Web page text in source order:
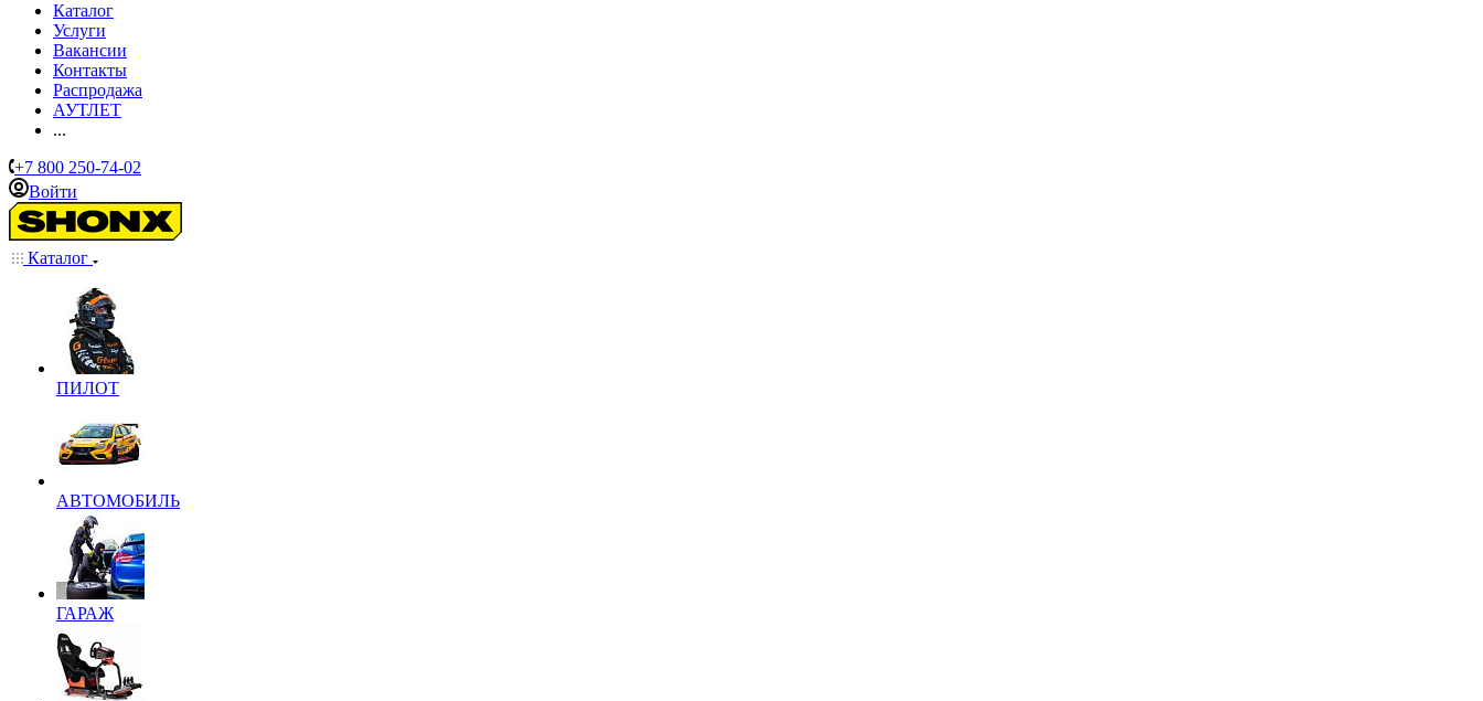
Каталог
Услуги
Вакансии
Контакты
Распродажа
АУТЛЕТ
...
+7 800 250-74-02
Войти
Каталог
ПИЛОТ
АВТОМОБИЛЬ
ГАРАЖ